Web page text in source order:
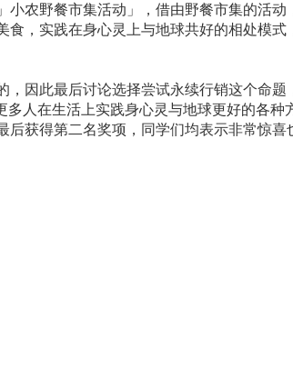
农野餐市集活动」，借由野餐市集的活
，实践在身心灵上与地球共好的相处模
因此最后讨论选择尝试永续行销这个命
人在生活上实践身心灵与地球更好的各种
获得第二名奖项，同学们均表示非常惊